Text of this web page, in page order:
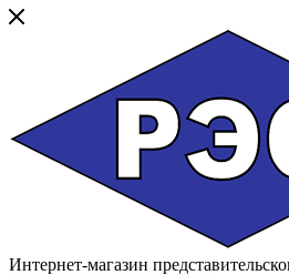
Интернет-магазин